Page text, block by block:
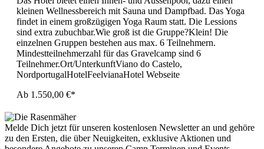
kleinen Wellnessbereich mit Sauna und Dampfbad. Das Yoga
findet in einem großzügigen Yoga Raum statt. Die Lessions
sind extra zubuchbar.Wie groß ist die Gruppe?Klein! Die
einzelnen Gruppen bestehen aus max. 6 Teilnehmern.
Mindestteilnehmerzahl für das Gravelcamp sind 6
Teilnehmer.Ort/UnterkunftViano do Castelo,
NordportugalHotelFeelvianaHotel Webseite
Ab 1.550,00 €*
Melde Dich jetzt für unseren kostenlosen Newsletter an und gehöre
zu den Ersten, die über Neuigkeiten, exklusive Aktionen und